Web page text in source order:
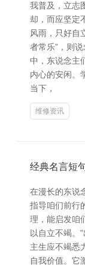
我普及，立志
却，而应坚定
风雨，只好自
者常乐”，则
中，东说念主
内心的安闲。
当下，
维修资讯
经典名言短
在漫长的东说
指导咱们前行
理，能启发咱
以自立不竭。
主生应不竭悉
自我价值。它